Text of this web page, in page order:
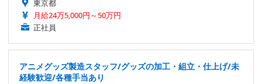
東京都
月給24万5,000円～50万円
正社員
アニメグッズ製造スタッフ/グッズの加工・組立・仕上げ/未
経験歓迎/各種手当あり